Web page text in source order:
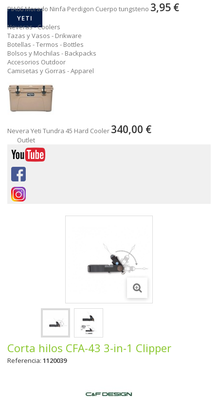
PIA06 Morado Ninfa Perdigon Cuerpo tungsteno 3,95 €
YETI
Neveras - Coolers
Tazas y Vasos - Drikware
Botellas - Termos - Bottles
Bolsos y Mochilas - Backpacks
Accesorios Outdoor
Camisetas y Gorras - Apparel
Nevera Yeti Tundra 45 Hard Cooler 340,00 €
Outlet
Corta hilos CFA-43 3-in-1 Clipper
Referencia: 1120039